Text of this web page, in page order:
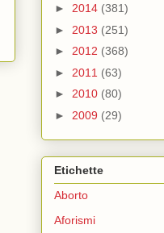
► 2014 (381)
► 2013 (251)
► 2012 (368)
► 2011 (63)
► 2010 (80)
► 2009 (29)
Etichette
Aborto
Aforismi